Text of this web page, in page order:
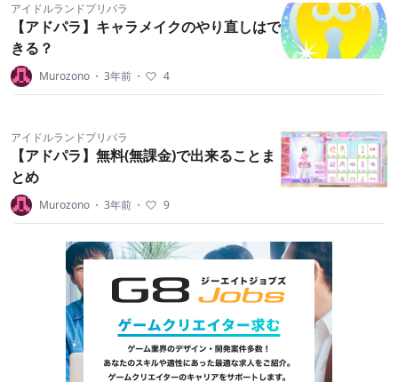
アイドルランドプリパラ
【アドパラ】キャラメイクのやり直しはで
きる？
Murozono ・ 3年前 ・ 4
アイドルランドプリパラ
【アドパラ】無料(無課金)で出来ることま
とめ
Murozono ・ 3年前 ・ 9